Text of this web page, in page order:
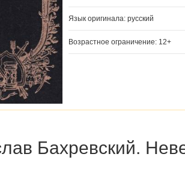
Язык оригинала: русский
Возрастное ограничение: 12+
Бахревский.